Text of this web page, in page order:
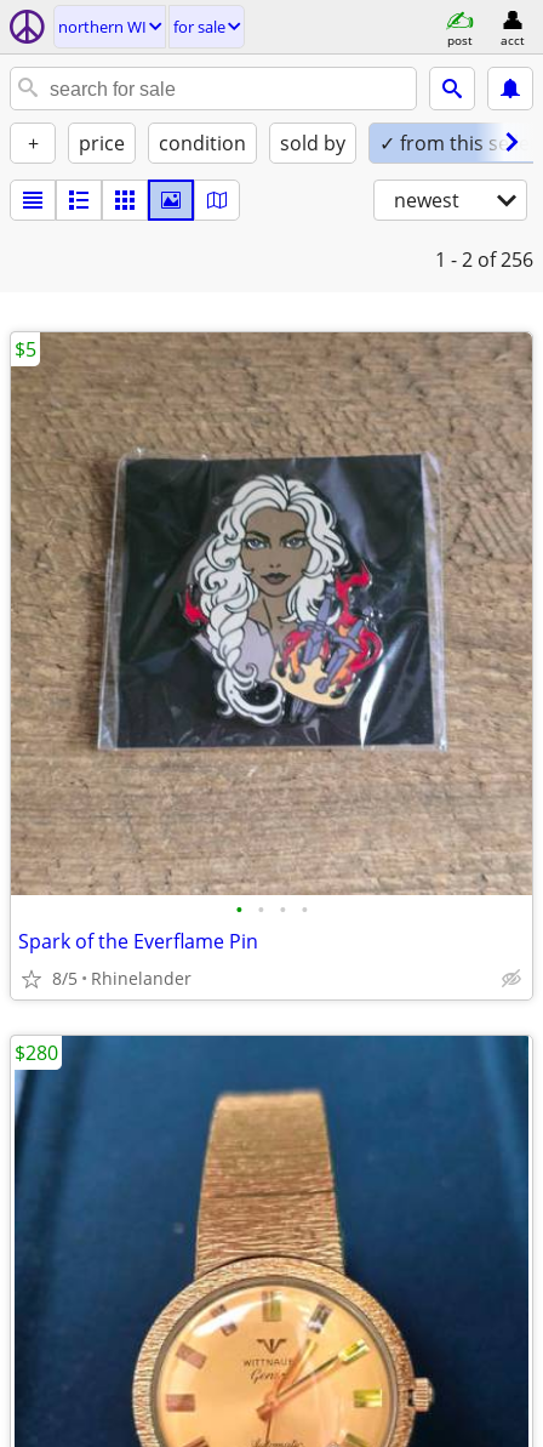
northern WI for sale
post acct
+ price condition sold by ✓ from this seller
newest
1 - 2 of 256
• • • •
Spark of the Everflame Pin
8/5 Rhinelander
$5
$280